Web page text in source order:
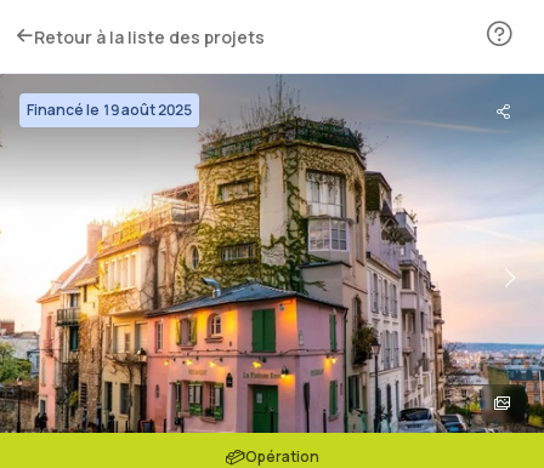
Retour à la liste des projets
Financé le 19 août 2025
Opération